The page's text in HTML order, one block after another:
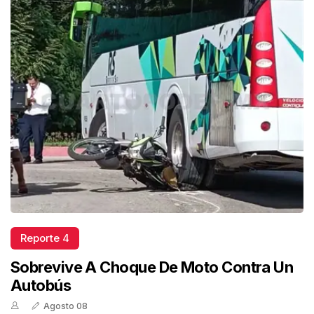
Reporte 4
Sobrevive A Choque De Moto Contra Un
Autobús
Agosto 08